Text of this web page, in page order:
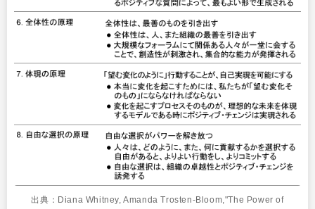
出典：Diana Whitney, Amanda Trosten-Bloom,"The Power of